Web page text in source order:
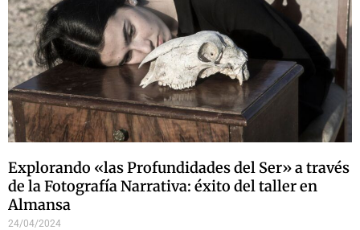
Explorando «las Profundidades del Ser» a través
de la Fotografía Narrativa: éxito del taller en
Almansa
24/04/2024